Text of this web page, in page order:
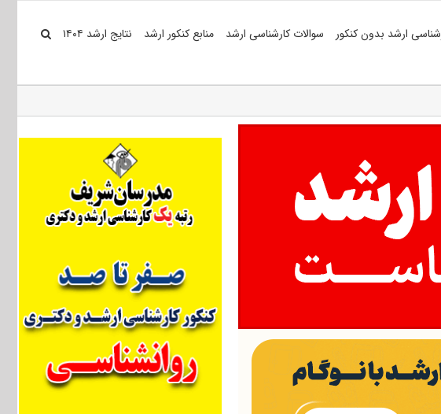
ارشد بدون کنکور سوالات کارشناسی ارشد منابع کنکور ارشد نتایج ارشد ۱۴۰۴